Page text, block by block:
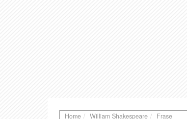
Home William Shakespeare Frase